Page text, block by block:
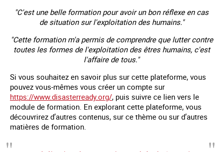
"C'est une belle formation pour avoir un bon réflexe en cas
de situation sur l'exploitation des humains."
"Cette formation m'a permis de comprendre que lutter contre
toutes les formes de l'exploitation des êtres humains, c'est
l'affaire de tous."
Si vous souhaitez en savoir plus sur cette plateforme, vous
pouvez vous-mêmes vous créer un compte sur
https://www.disasterready.org/, puis suivre ce lien vers le
module de formation. En explorant cette plateforme, vous
découvrirez d’autres contenus, sur ce thème ou sur d’autres
matières de formation.